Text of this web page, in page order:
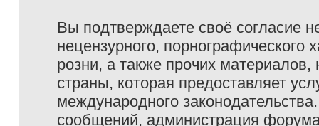
Вы подтверждаете своё согласие
нецензурного, порнографического
розни, а также прочих
страны, которая предоставляет
международного
сообщений, администрация